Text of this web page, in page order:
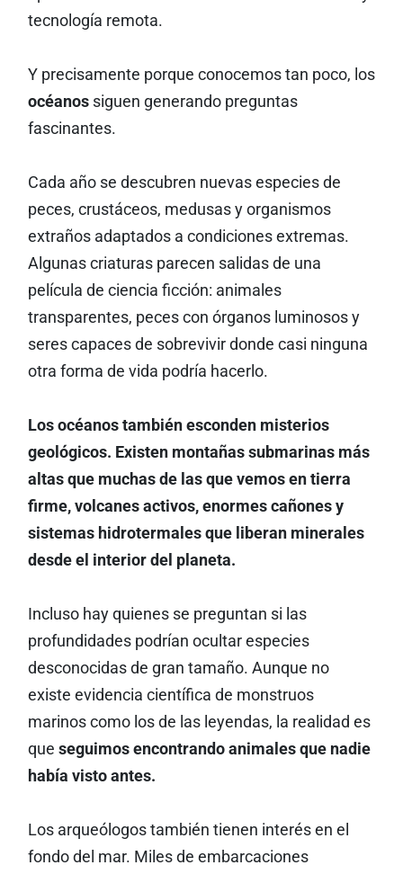
tecnología remota.
Y precisamente porque conocemos tan poco, los
océanos siguen generando preguntas
fascinantes.
Cada año se descubren nuevas especies de
peces, crustáceos, medusas y organismos
extraños adaptados a condiciones extremas.
Algunas criaturas parecen salidas de una
película de ciencia ficción: animales
transparentes, peces con órganos luminosos y
seres capaces de sobrevivir donde casi ninguna
otra forma de vida podría hacerlo.
Los océanos también esconden misterios
geológicos. Existen montañas submarinas más
altas que muchas de las que vemos en tierra
firme, volcanes activos, enormes cañones y
sistemas hidrotermales que liberan minerales
desde el interior del planeta.
Incluso hay quienes se preguntan si las
profundidades podrían ocultar especies
desconocidas de gran tamaño. Aunque no
existe evidencia científica de monstruos
marinos como los de las leyendas, la realidad es
que seguimos encontrando animales que nadie
había visto antes.
Los arqueólogos también tienen interés en el
fondo del mar. Miles de embarcaciones